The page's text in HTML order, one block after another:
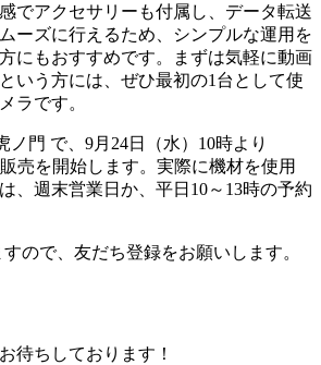
でアクセサリーも付属し、データ転送
ーズに行えるため、シンプルな運用を
にもおすすめです。まずは気軽に動画
いう方には、ぜひ最初の1台として使
ラです。
ノ門 で、9月24日（水）10時より
売を開始します。実際に機材を使用
、週末営業日か、平日10～13時の予約
ので、友だち登録をお願いします。
待ちしております！